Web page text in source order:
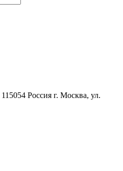
115054 Россия г. Москва, ул.